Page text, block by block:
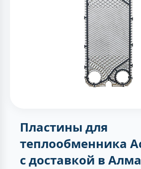
Пластины для
теплообменника
с доставкой в